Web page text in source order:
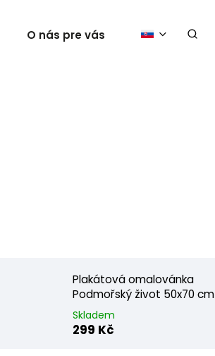
O nás pre vás Vaše plagáty
Plakátová omalovánka
Podmořský život 50x70 cm
Skladem
299 Kč